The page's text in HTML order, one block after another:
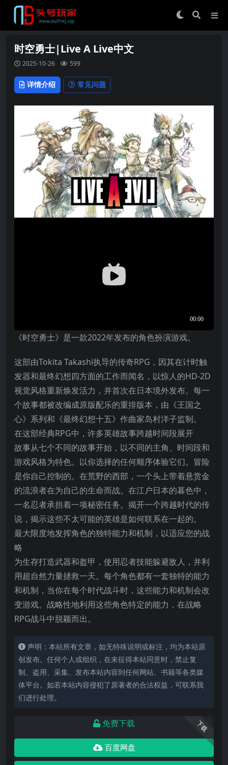
时空勇士|Live A Live中文
2025-10-26 599
详情介绍 常见问题
《时空勇士》是一款2022年发布的角色扮演游戏。
这部由Tokita Takashi执导的传奇RPG，因其在计时触
发器和最终幻想四方面的工作而闻名，以惊人的HD-2D
视觉风格重新焕发活力，并首次在日本境外发布。每一
个故事都被改编成原版配乐的重排版本，由《王国之
心》系列和《最终幻想十五》作曲家岛村洋子监制。
在这部经典RPG中，许多英雄故事跨越时间段展开
故事从七个不同的故事开始，以不同的主角、时间段和
游戏风格为特色。以你选择的任何顺序体验它们。冒险
是你自己控制的。在荒野的西部，一个头上带着悬赏金
的流浪者在为自己的生命而战。在江户日本的暮色中，
一名忍者承担着一项秘密任务。揭开一个跨越时代的传
说，揭示这些不太可能的英雄是如何联系在一起的。
最大限度地发挥角色的独特能力和机制，以适应您的战
略
为生存打造武器和盔甲，使用忍者技能躲避敌人，并利
用超自然力量拯救一天。每个角色都有一套独特的能力
和机制，当你在每个时代战斗时，这些能力和机制会改
变游戏。战略性地利用这些角色特定的能力，在战略
RPG战斗中脱颖而出。
声明：本站所有文章，如无特殊说明或标注，均为本站原
创发布。任何个人或组织，在未征得本站同意时，禁止复
制、盗用、采集、发布本站内容到任何网站、书籍等各类媒
体平台。如若本站内容侵犯了原著者的合法权益，可联系我
们进行处理。
下载
免费下载
百度网盘